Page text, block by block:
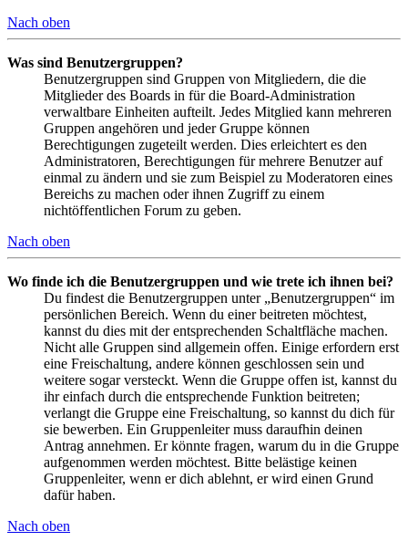
Nach oben
Was sind Benutzergruppen?
Benutzergruppen sind Gruppen von Mitgliedern, die die
Mitglieder des Boards in für die Board-Administration
verwaltbare Einheiten aufteilt. Jedes Mitglied kann mehreren
Gruppen angehören und jeder Gruppe können
Berechtigungen zugeteilt werden. Dies erleichtert es den
Administratoren, Berechtigungen für mehrere Benutzer auf
einmal zu ändern und sie zum Beispiel zu Moderatoren eines
Bereichs zu machen oder ihnen Zugriff zu einem
nichtöffentlichen Forum zu geben.
Nach oben
Wo finde ich die Benutzergruppen und wie trete ich ihnen bei?
Du findest die Benutzergruppen unter „Benutzergruppen“ im
persönlichen Bereich. Wenn du einer beitreten möchtest,
kannst du dies mit der entsprechenden Schaltfläche machen.
Nicht alle Gruppen sind allgemein offen. Einige erfordern erst
eine Freischaltung, andere können geschlossen sein und
weitere sogar versteckt. Wenn die Gruppe offen ist, kannst du
ihr einfach durch die entsprechende Funktion beitreten;
verlangt die Gruppe eine Freischaltung, so kannst du dich für
sie bewerben. Ein Gruppenleiter muss daraufhin deinen
Antrag annehmen. Er könnte fragen, warum du in die Gruppe
aufgenommen werden möchtest. Bitte belästige keinen
Gruppenleiter, wenn er dich ablehnt, er wird einen Grund
dafür haben.
Nach oben